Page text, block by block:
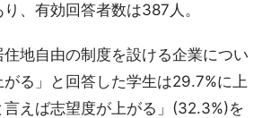
、有効回答者数は387人。
地自由の制度を設ける企業につい
る」と回答した学生は29.7%に上
言えば志望度が上がる」(32.3%)を